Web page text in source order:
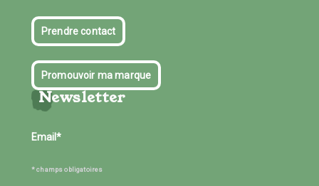
Prendre contact
Promouvoir ma marque
Newsletter
* champs obligatoires